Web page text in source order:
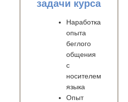
задачи курса
Наработка
опыта
беглого
общения
с
носителем
языка
Опыт